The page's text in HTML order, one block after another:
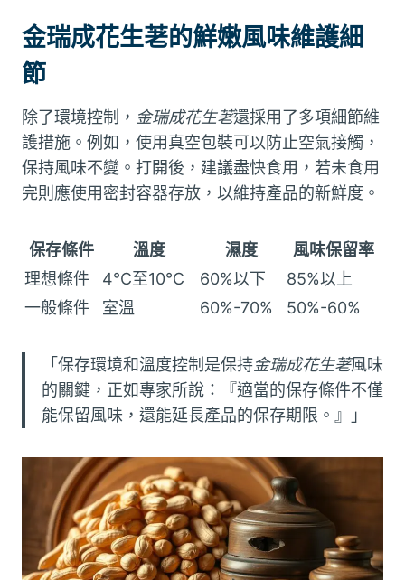
金瑞成花生荖的鮮嫩風味維護細
節
除了環境控制， 金瑞成花生荖還採用了多項細節維
護措施。例如，使用真空包裝可以防止空氣接觸，
保持風味不變。打開後，建議盡快食用，若未食用
完則應使用密封容器存放，以維持產品的新鮮度。
保存條件 溫度 濕度
風味保留率
理想條件
4°C至10°C 60%以下
85%以上
一般條件
室溫 60%-70% 50%-60%
「保存環境和溫度控制是保持金瑞成花生荖風味
的關鍵，正如專家所說：『適當的保存條件不僅
能保留風味，還能延長產品的保存期限。』」